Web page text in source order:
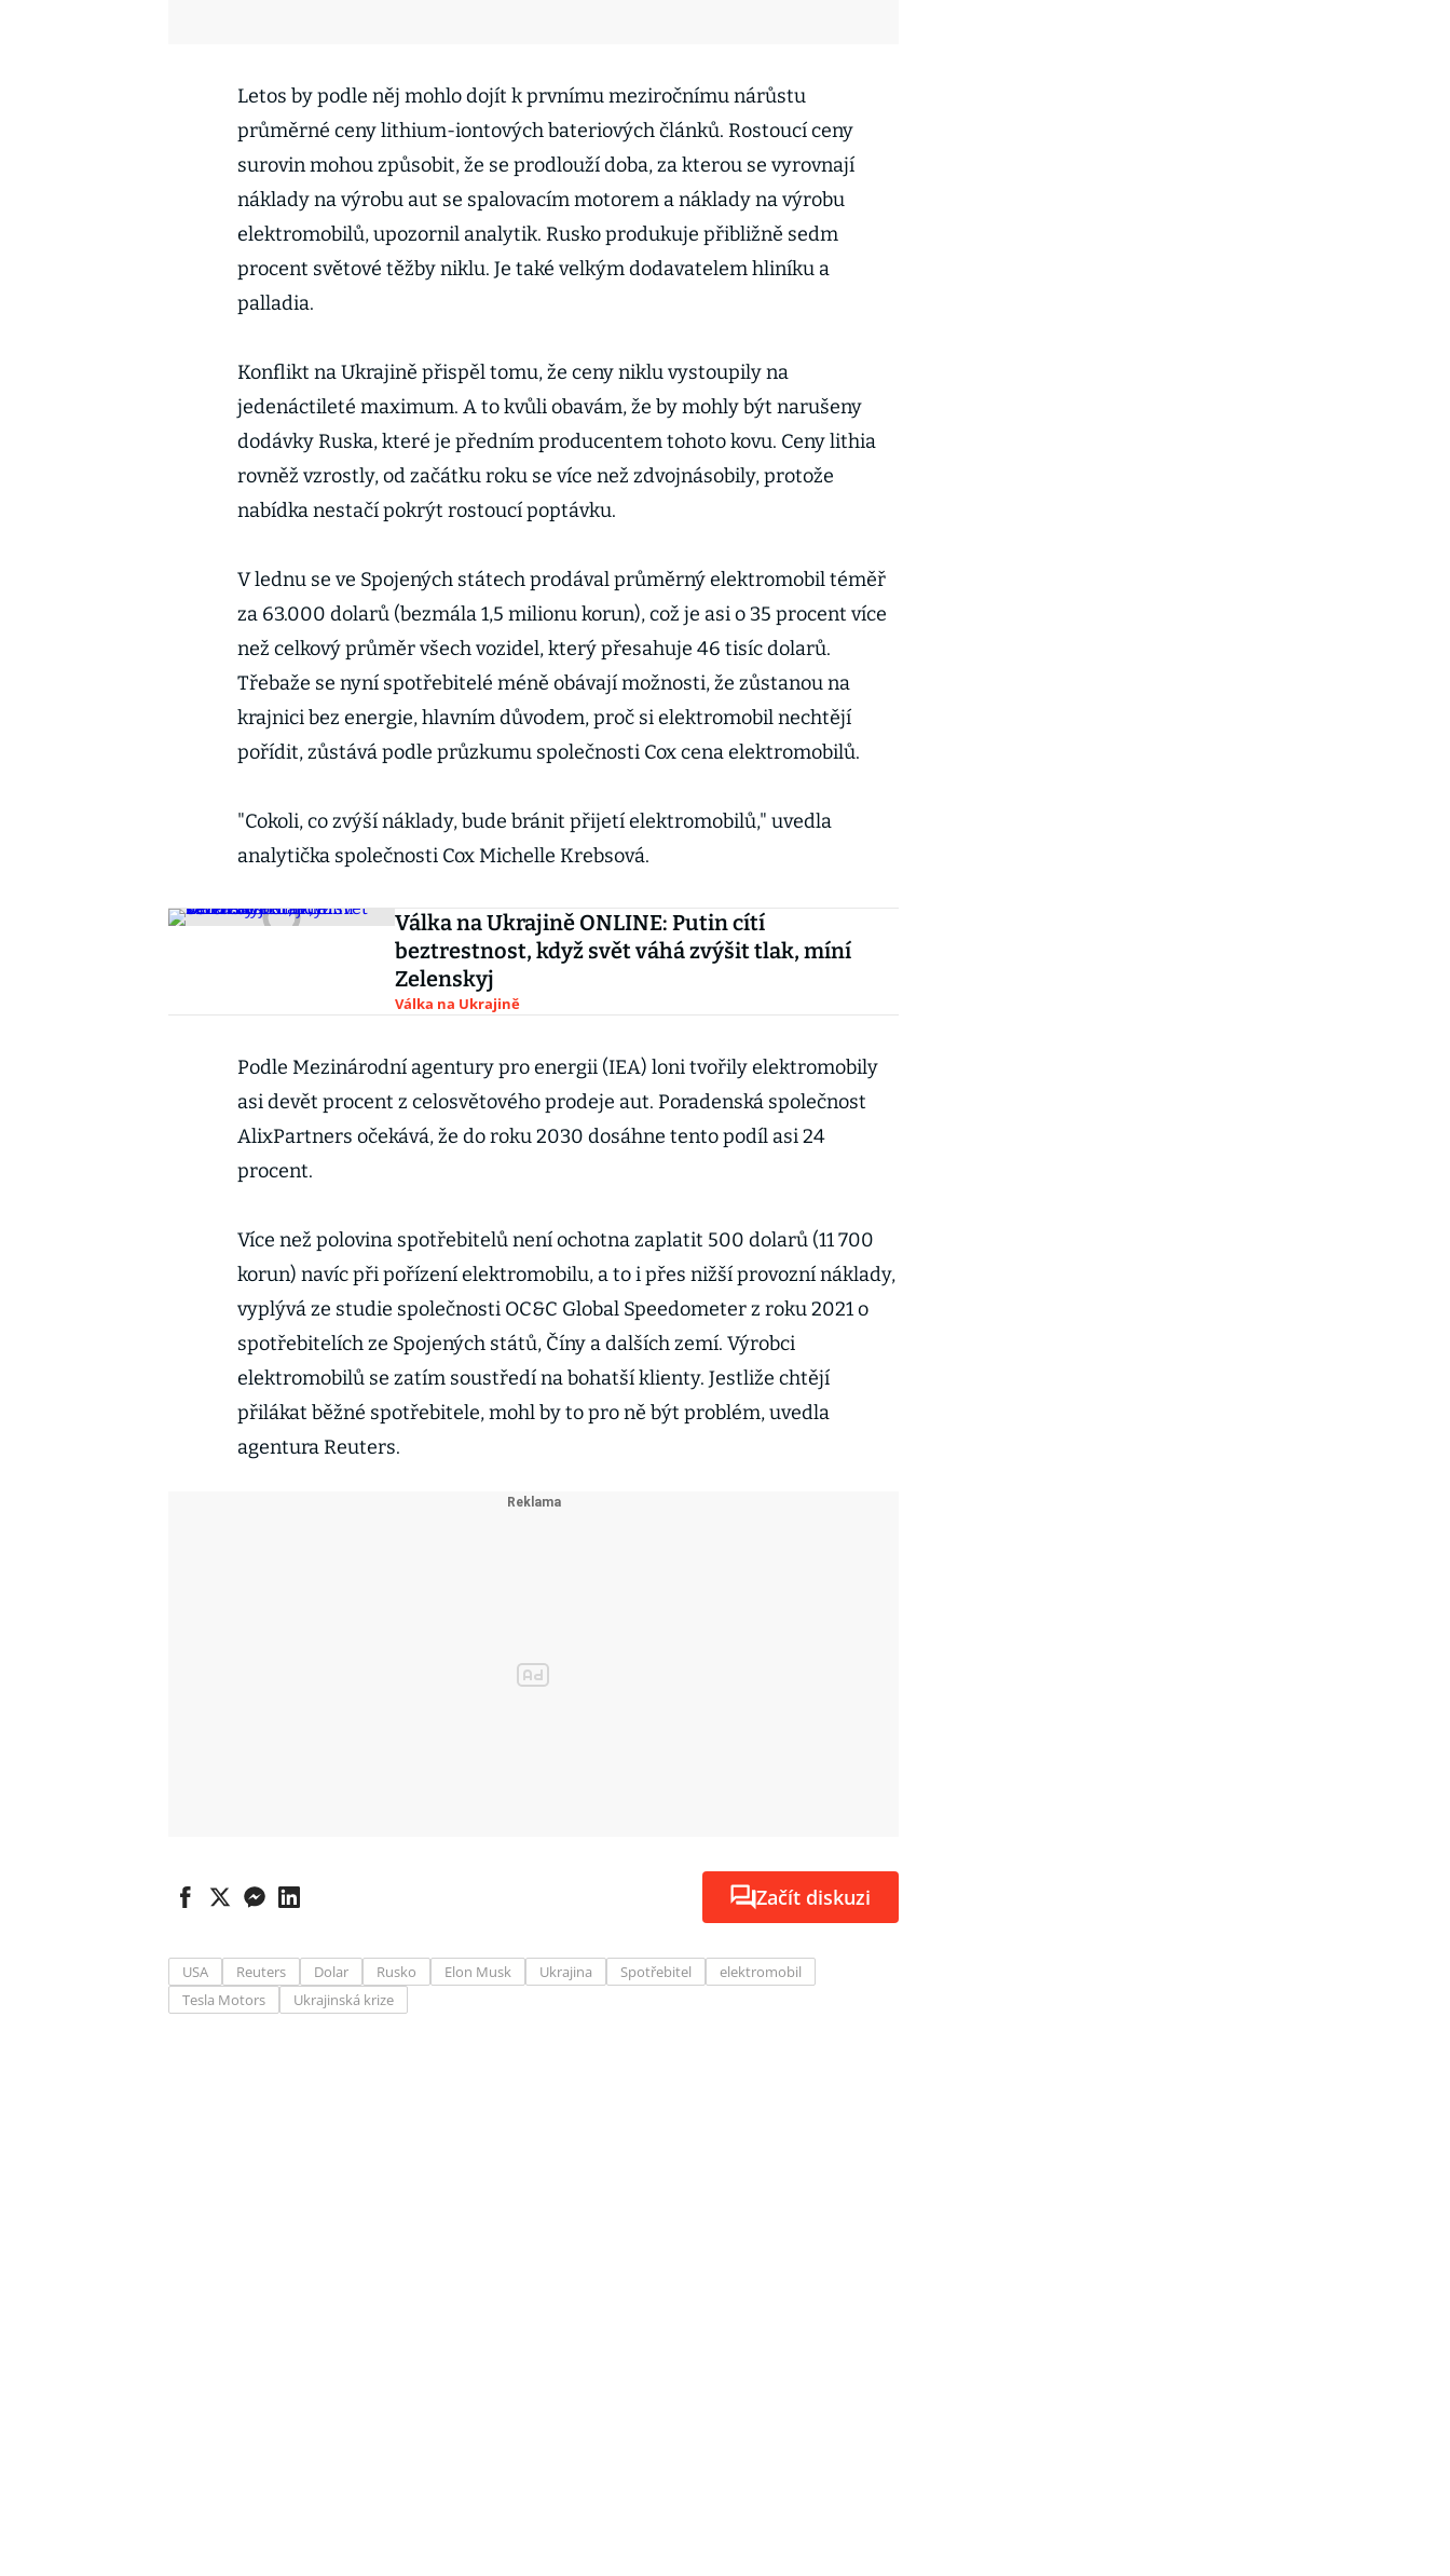
Letos by podle něj mohlo dojít k prvnímu meziročnímu nárůstu
průměrné ceny lithium-iontových bateriových článků. Rostoucí ceny
surovin mohou způsobit, že se prodlouží doba, za kterou se vyrovnají
náklady na výrobu aut se spalovacím motorem a náklady na výrobu
elektromobilů, upozornil analytik. Rusko produkuje přibližně sedm
procent světové těžby niklu. Je také velkým dodavatelem hliníku a
palladia.
Konflikt na Ukrajině přispěl tomu, že ceny niklu vystoupily na
jedenáctileté maximum. A to kvůli obavám, že by mohly být narušeny
dodávky Ruska, které je předním producentem tohoto kovu. Ceny lithia
rovněž vzrostly, od začátku roku se více než zdvojnásobily, protože
nabídka nestačí pokrýt rostoucí poptávku.
V lednu se ve Spojených státech prodával průměrný elektromobil téměř
za 63.000 dolarů (bezmála 1,5 milionu korun), což je asi o 35 procent více
než celkový průměr všech vozidel, který přesahuje 46 tisíc dolarů.
Třebaže se nyní spotřebitelé méně obávají možnosti, že zůstanou na
krajnici bez energie, hlavním důvodem, proč si elektromobil nechtějí
pořídit, zůstává podle průzkumu společnosti Cox cena elektromobilů.
"Cokoli, co zvýší náklady, bude bránit přijetí elektromobilů," uvedla
analytička společnosti Cox Michelle Krebsová.
Válka na Ukrajině ONLINE: Putin cítí
beztrestnost, když svět váhá zvýšit tlak, míní
Zelenskyj
Válka na Ukrajině
Podle Mezinárodní agentury pro energii (IEA) loni tvořily elektromobily
asi devět procent z celosvětového prodeje aut. Poradenská společnost
AlixPartners očekává, že do roku 2030 dosáhne tento podíl asi 24
procent.
Více než polovina spotřebitelů není ochotna zaplatit 500 dolarů (11 700
korun) navíc při pořízení elektromobilu, a to i přes nižší provozní náklady,
vyplývá ze studie společnosti OC&C Global Speedometer z roku 2021 o
spotřebitelích ze Spojených států, Číny a dalších zemí. Výrobci
elektromobilů se zatím soustředí na bohatší klienty. Jestliže chtějí
přilákat běžné spotřebitele, mohl by to pro ně být problém, uvedla
agentura Reuters.
Začít diskuzi
USA Reuters Dolar Rusko Elon Musk Ukrajina Spotřebitel
elektromobil
Tesla Motors
Ukrajinská krize